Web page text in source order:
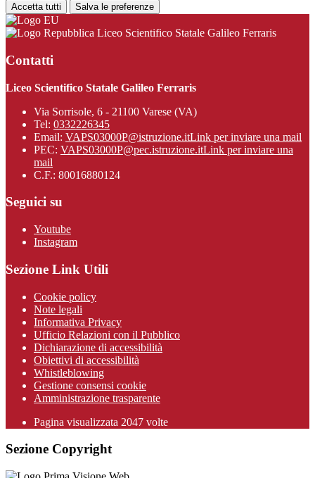
Accetta tutti Salva le preferenze
Liceo Scientifico Statale Galileo Ferraris
Contatti
Liceo Scientifico Statale Galileo Ferraris
Via Sorrisole, 6 - 21100 Varese (VA)
Tel: 0332226345
Email: VAPS03000P@istruzione.itLink per inviare una mail
PEC: VAPS03000P@pec.istruzione.itLink per inviare una
mail
C.F.: 80016880124
Seguici su
Youtube
Instagram
Sezione Link Utili
Cookie policy
Note legali
Informativa Privacy
Ufficio Relazioni con il Pubblico
Dichiarazione di accessibilità
Obiettivi di accessibilità
Whistleblowing
Gestione consensi cookie
Amministrazione trasparente
Pagina visualizzata 2047 volte
Sezione Copyright